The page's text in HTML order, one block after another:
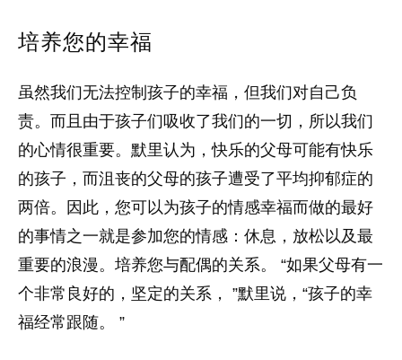
培养您的幸福
虽然我们无法控制孩子的幸福，但我们对自己负
责。而且由于孩子们吸收了我们的一切，所以我们
的心情很重要。默里认为，快乐的父母可能有快乐
的孩子，而沮丧的父母的孩子遭受了平均抑郁症的
两倍。因此，您可以为孩子的情感幸福而做的最好
的事情之一就是参加您的情感：休息，放松以及最
重要的浪漫。培养您与配偶的关系。 “如果父母有一
个非常良好的，坚定的关系， ”默里说，“孩子的幸
福经常跟随。 ”